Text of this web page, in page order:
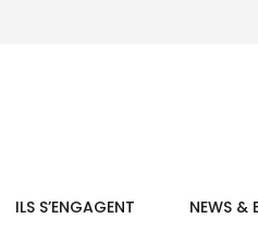
ILS S’ENGAGENT NEWS &